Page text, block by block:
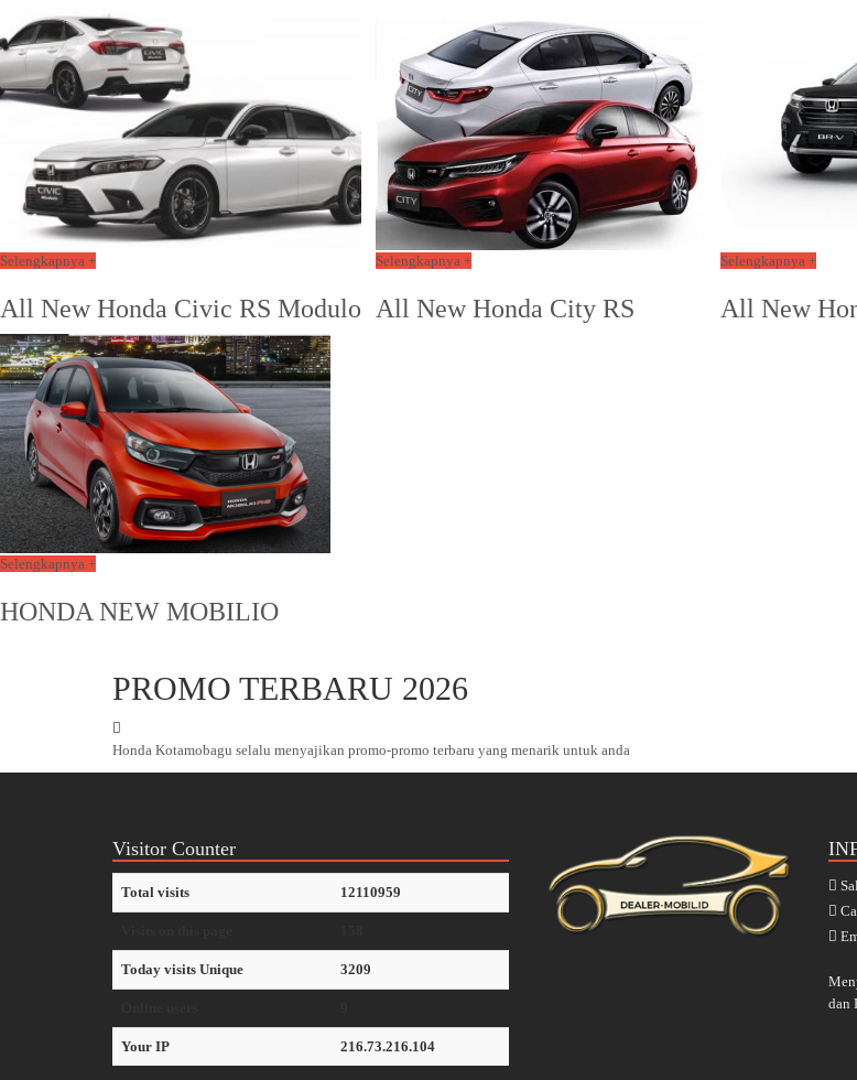
Selengkapnya +
All New Honda Civic RS Modulo
Selengkapnya +
All New Honda City RS
Selengkapnya +
All New
Selengkapnya +
HONDA NEW MOBILIO
PROMO TERBARU 2026
Honda Kotamobagu selalu menyajikan promo-promo terbaru yang menarik untuk anda
Visitor Counter
Total visits 12110959
Today visits Unique 3209
Your IP 216.73.216.104
dan